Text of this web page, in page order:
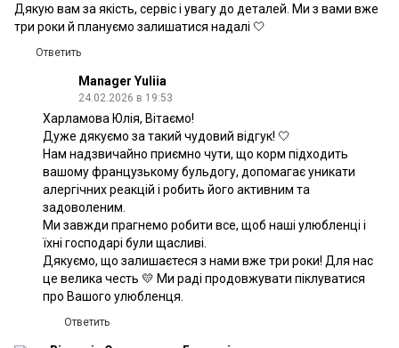
Дякую вам за якість, сервіс і увагу до деталей. Ми з вами вже
три роки й плануємо залишатися надалі 🤍
Ответить
Manager Yuliia
24.02.2026 в 19:53
Харламова Юлія, Вітаємо!
Дуже дякуємо за такий чудовий відгук! 🤍
Нам надзвичайно приємно чути, що корм підходить
вашому французькому бульдогу, допомагає уникати
алергічних реакцій і робить його активним та
задоволеним.
Ми завжди прагнемо робити все, щоб наші улюбленці і
їхні господарі були щасливі.
Дякуємо, що залишаєтеся з нами вже три роки! Для нас
це велика честь 💛 Ми раді продовжувати піклуватися
про Вашого улюбленця.
Ответить